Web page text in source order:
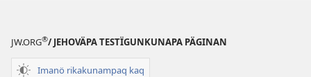
JW.ORG®/ JEHOVÄPA TESTÏGUNKUNAPA PÄGINAN
Imanö rikakunampaq kaq